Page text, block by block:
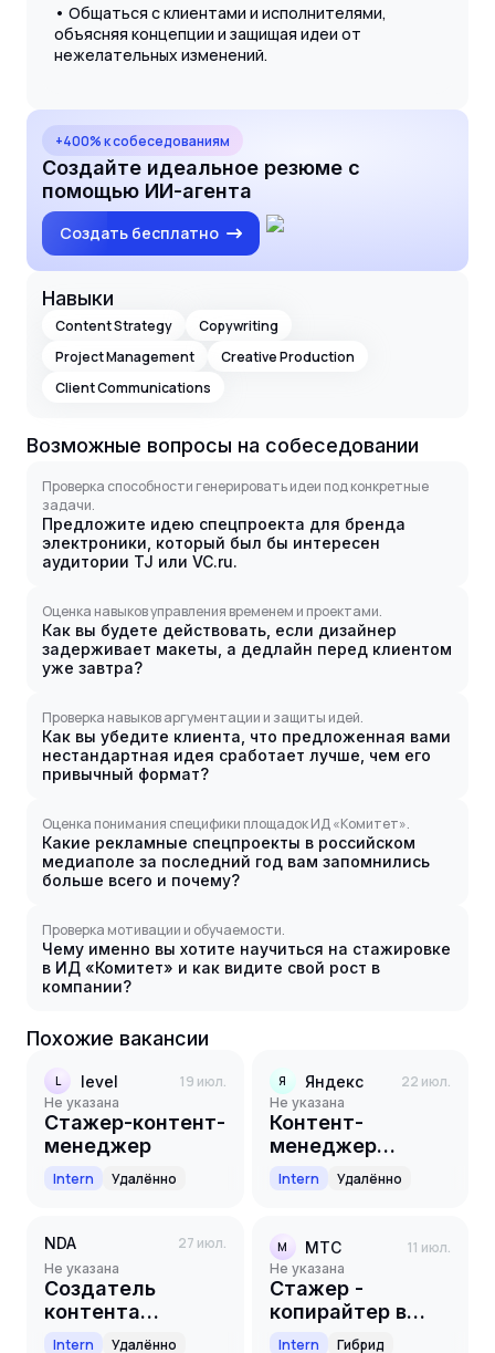
• Общаться с клиентами и исполнителями,
объясняя концепции и защищая идеи от
нежелательных изменений.
+400% к собеседованиям
Создайте идеальное резюме с
помощью ИИ-агента
Создать бесплатно
Навыки
Content Strategy
Copywriting
Project Management
Creative Production
Client Communications
Возможные вопросы на собеседовании
Проверка способности генерировать идеи под конкретные
задачи.
Предложите идею спецпроекта для бренда
электроники, который был бы интересен
аудитории TJ или VC.ru.
Оценка навыков управления временем и проектами.
Как вы будете действовать, если дизайнер
задерживает макеты, а дедлайн перед клиентом
уже завтра?
Проверка навыков аргументации и защиты идей.
Как вы убедите клиента, что предложенная вами
нестандартная идея сработает лучше, чем его
привычный формат?
Оценка понимания специфики площадок ИД «Комитет».
Какие рекламные спецпроекты в российском
медиаполе за последний год вам запомнились
больше всего и почему?
Проверка мотивации и обучаемости.
Чему именно вы хотите научиться на стажировке
в ИД «Комитет» и как видите свой рост в
компании?
Похожие вакансии
L level 19 июл.
Не указана
Стажер-контент-
менеджер
Intern Удалённо
Я Яндекс 22 июл.
Не указана
Контент-
менеджер
(стажёр) в
студию HRM
Intern Удалённо
NDA 27 июл.
Не указана
Создатель
контента
(стажер)
Intern Удалённо
М МТС 11 июл.
Не указана
Стажер -
копирайтер в
соцсетях [МТС
Intern Гибрид